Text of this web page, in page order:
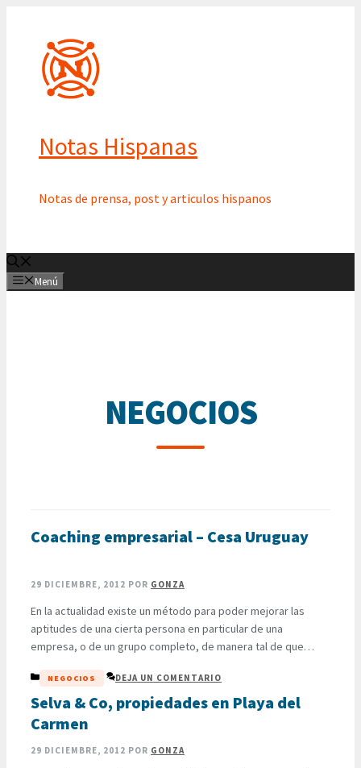
contenido
Notas Hispanas
Notas de prensa, post y articulos hispanos
Menú
NEGOCIOS
Coaching empresarial – Cesa Uruguay
29 DICIEMBRE, 2012 POR GONZA
En la actualidad existe un método para poder mejorar las
aptitudes de una cierta persona en particular de una
empresa, o de un grupo completo, de manera tal de que
objetivos y metas trazadas. Se trata del coaching
empresarial, el cual ya hace un tiempo se …LEER MÁS
CATEGORÍAS
NEGOCIOS DEJA UN COMENTARIO
Selva & Co, propiedades en Playa del
Carmen
29 DICIEMBRE, 2012 POR GONZA